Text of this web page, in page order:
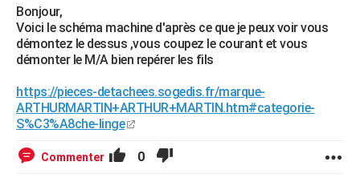
S'inscrire
Se connecter
Lycées
Collèges
Primaires
Universités
Entreprises
Service militaire
Avis de recherche
AVIS DE DÉCÈS
FORUM
Bonjour,
Voici le schéma machine d'après ce que je peux voir vous
démontez le dessus ,vous coupez le courant et vous
démonter le M/A bien repérer les fils
https://pieces-detachees.sogedis.fr/marque-
ARTHURMARTIN+ARTHUR+MARTIN.htm#categorie-
S%C3%A8che-linge
Commenter 0